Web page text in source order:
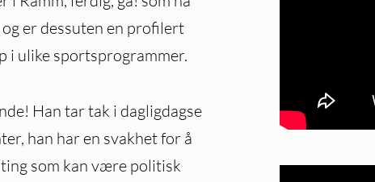
er dessuten en profilert
i ulike sportsprogrammer.
Han tar tak i dagligdagse
han har en svakhet for å
som kan være politisk